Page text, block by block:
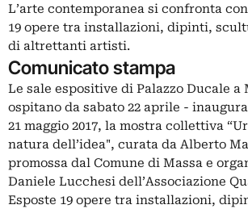
L’arte contemporanea si confronta
19 opere tra installazioni, dipinti,
di altrettanti artisti.
Comunicato stampa
Le sale espositive di Palazzo Ducale a
ospitano da sabato 22 aprile -
21 maggio 2017, la mostra collettiva
natura dell’idea", curata da Alberto
promossa dal Comune di Massa e
Daniele Lucchesi dell’Associazione
Esposte 19 opere tra installazioni,